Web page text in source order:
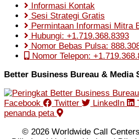
Informasi Kontak
Sesi Strategi Gratis
Permintaan Informasi Mitra
Hubungi: +1.719.368.8393
Nomor Bebas Pulsa:
Nomor Telepon:
Better Business Bureau & Media
Facebook Twitter LinkedIn
penanda peta
© 2026 Worldwide Call